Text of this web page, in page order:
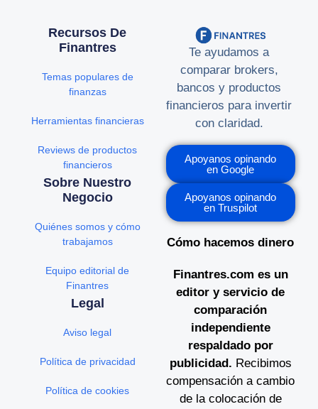
Te ayudamos a
comparar brokers,
bancos y productos
financieros para invertir
con claridad.
Apoyanos opinando
en Google
Apoyanos opinando
en Truspilot
Cómo hacemos dinero
Finantres.com es un
editor y servicio de
comparación
independiente
respaldado por
publicidad. Recibimos
compensación a cambio
de la colocación de
Recursos De
Finantres
Temas populares de
finanzas
Herramientas financieras
Reviews de productos
financieros
Sobre Nuestro
Negocio
Quiénes somos y cómo
trabajamos
Equipo editorial de
Finantres
Legal
Aviso legal
Política de privacidad
Política de cookies